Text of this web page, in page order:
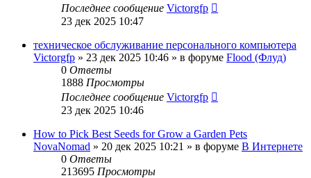
Последнее сообщение Victorgfp
23 дек 2025 10:47
техническое обслуживание персонального компьютера
Victorgfp » 23 дек 2025 10:46 » в форуме Flood (Флуд)
0 Ответы
1888 Просмотры
Последнее сообщение Victorgfp
23 дек 2025 10:46
How to Pick Best Seeds for Grow a Garden Pets
NovaNomad » 20 дек 2025 10:21 » в форуме В Интернете
0 Ответы
213695 Просмотры